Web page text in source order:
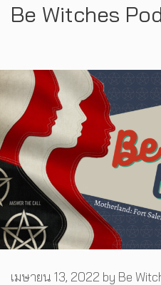
Be Witches
เมษายน 13, 2022 by Be